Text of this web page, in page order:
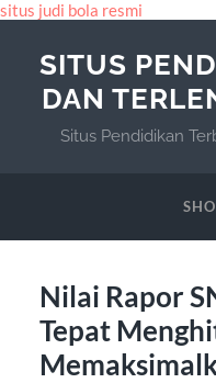
situs judi bola resmi
SITUS
DAN
Situs Pendidikan
Nilai Rapor
Tepat